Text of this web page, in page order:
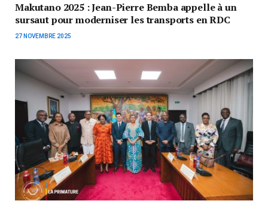
Makutano 2025 : Jean-Pierre Bemba appelle à un
sursaut pour moderniser les transports en RDC
27 NOVEMBRE 2025